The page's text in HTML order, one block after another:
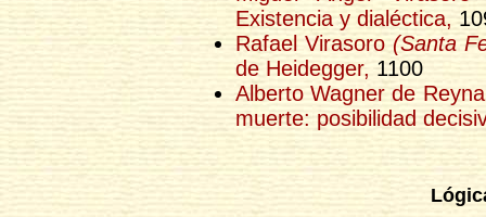
Existencia y dialéctica,
Rafael Virasoro (Santa
de Heidegger, 1100
Alberto Wagner de
muerte: posibilidad